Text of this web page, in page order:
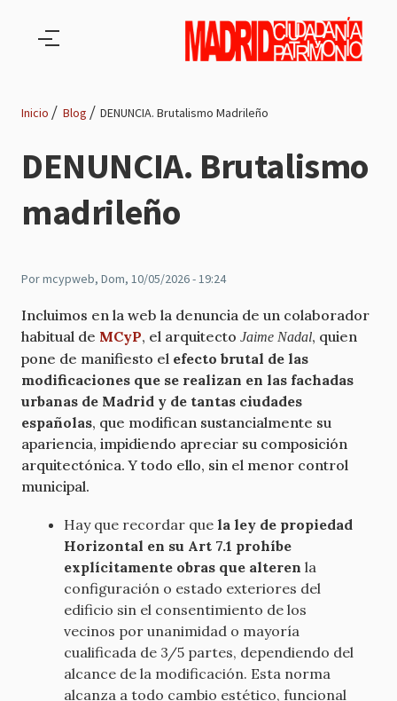
Ruta
de
navegación
Inicio Blog DENUNCIA. Brutalismo Madrileño
DENUNCIA. Brutalismo
madrileño
Pormcypweb, Dom, 10/05/2026 - 19:24
Incluimos en la web la denuncia de un colaborador
habitual de MCyP, el arquitecto Jaime Nadal, quien
pone de manifiesto el efecto brutal de las
modificaciones que se realizan en las fachadas
urbanas de Madrid y de tantas ciudades
españolas, que modifican sustancialmente su
apariencia, impidiendo apreciar su composición
arquitectónica. Y todo ello, sin el menor control
municipal.
Hay que recordar que la ley de propiedad
Horizontal en su Art 7.1 prohíbe
explícitamente obras que alteren la
configuración o estado exteriores del
edificio sin el consentimiento de los
vecinos por unanimidad o mayoría
cualificada de 3/5 partes, dependiendo del
alcance de la modificación. Esta norma
alcanza a todo cambio estético, funcional